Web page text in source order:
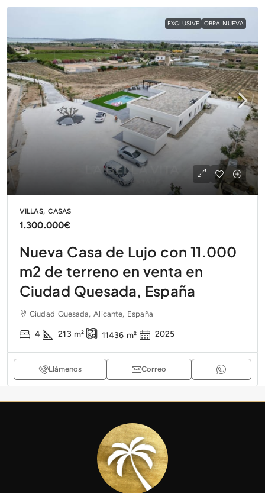
EXCLUSIVE OBRA NUEVA
VILLAS, CASAS
1.300.000€
Nueva Casa de Lujo con 11.000
m2 de terreno en venta en
Ciudad Quesada, España
Ciudad Quesada, Alicante, España
4 213 m² 11436 m² 2025
Llámenos Correo